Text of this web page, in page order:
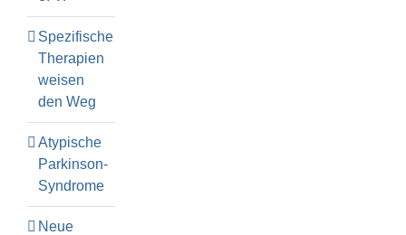
Spezifische
Therapien
weisen
den Weg
Atypische
Parkinson-
Syndrome
Neue